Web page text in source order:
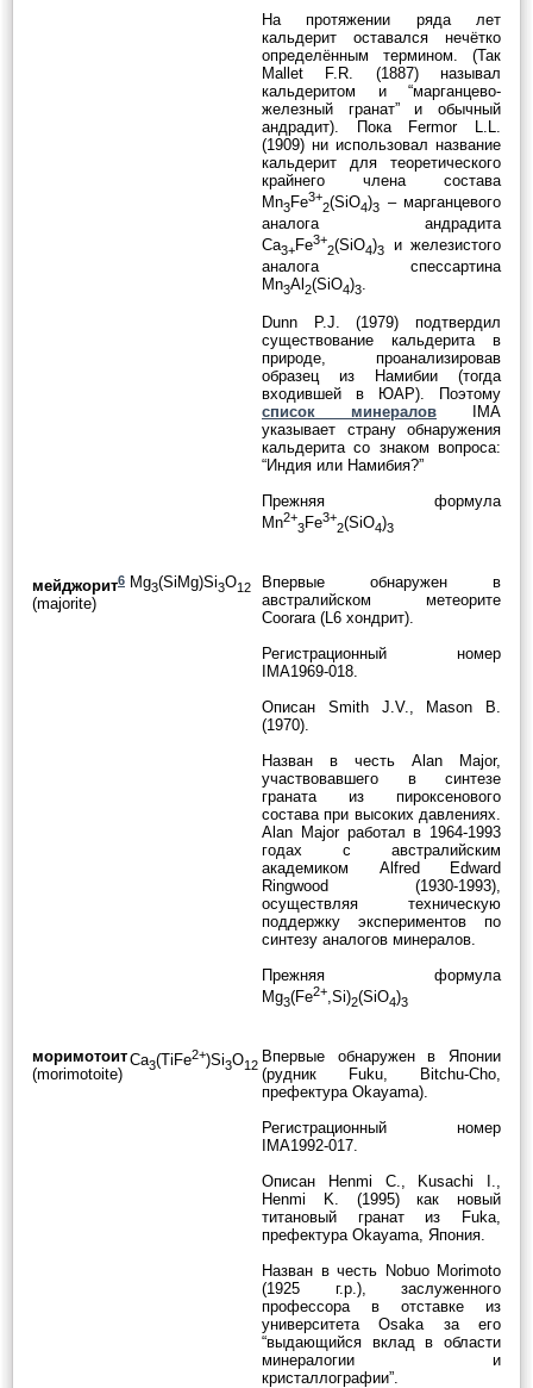
На протяжении ряда лет
кальдерит оставался нечётко
определённым термином. (Так
Mallet F.R. (1887) называл
кальдеритом и “марганцево-
железный гранат” и обычный
андрадит). Пока Fermor L.L.
(1909) ни использовал название
кальдерит для теоретического
крайнего члена состава
Mn3Fe3+
2(SiO4)3 – марганцевого
аналога андрадита
Ca3+Fe3+
2(SiO4)3
и железистого
аналога спессартина
Mn3Al 2(SiO4)3
Dunn P.J. (1979) подтвердил
существование кальдерита в
природе, проанализировав
образец из Намибии (тогда
входившей в ЮАР). Поэтому
список минералов IMA
указывает страну обнаружения
кальдерита со знаком вопроса:
“Индия или Намибия?”
Прежняя формула
Mn2+
3Fe3+
2(SiO4)3
мейджорит6
(majorite)
Mg3(SiMg)Si3O12
Впервые обнаружен в
австралийском метеорите
Coorara (L6 хондрит).
Регистрационный номер
IMA1969-018.
Описан Smith J.V., Mason B.
(1970).
Назван в честь Alan Major,
участвовавшего в синтезе
граната из пироксенового
состава при высоких давлениях.
Alan Major работал в 1964-1993
годах с австралийским
академиком Alfred Edward
Ringwood (1930-1993),
осуществляя техническую
поддержку экспериментов по
синтезу аналогов минералов.
Прежняя формула
Mg3(Fe2+,Si)2(SiO4)3
моримотоит
(morimotoite)
Ca3(TiFe2+)Si3O12 Впервые обнаружен в Японии
(рудник Fuku, Bitchu-Cho,
префектура Okayama).
Регистрационный номер
IMA1992-017.
Описан Henmi C., Kusachi I.,
Henmi K. (1995) как новый
титановый гранат из Fuka,
префектура Okayama, Япония.
Назван в честь Nobuo Morimoto
(1925 г.р.), заслуженного
профессора в отставке из
университета Osaka за его
“выдающийся вклад в области
минералогии и
кристаллографии”.